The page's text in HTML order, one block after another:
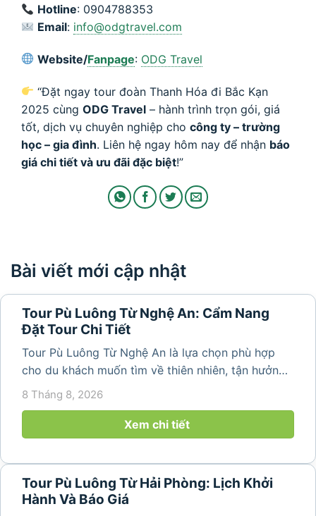
Hotline: 0904788353
Email: info@odgtravel.com
Website/Fanpage: ODG Travel
“Đặt ngay tour đoàn Thanh Hóa đi Bắc Kạn
2025 cùng ODG Travel – hành trình trọn gói, giá
tốt, dịch vụ chuyên nghiệp cho công ty – trường
học – gia đình. Liên hệ ngay hôm nay để nhận báo
giá chi tiết và ưu đãi đặc biệt!”
Bài viết mới cập nhật
Tour Pù Luông Từ Nghệ An: Cẩm Nang
Đặt Tour Chi Tiết
Tour Pù Luông Từ Nghệ An là lựa chọn phù hợp
cho du khách muốn tìm về thiên nhiên, tận hưởng
không khí trong lành và khám phá vẻ đẹp bình yên
8 Tháng 8, 2026
Xem chi tiết
Tour Pù Luông Từ Hải Phòng: Lịch Khởi
Hành Và Báo Giá